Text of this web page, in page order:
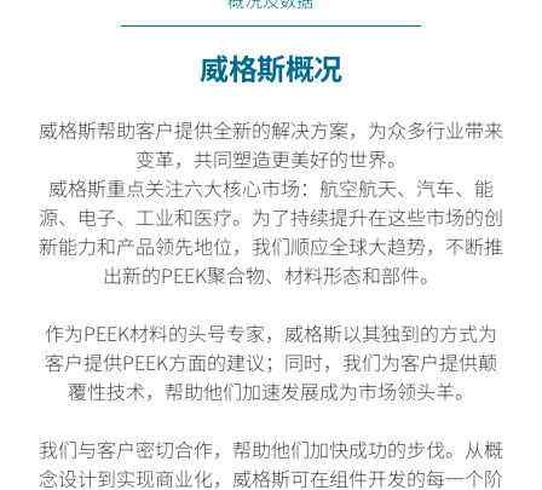
威格斯概况
威格斯帮助客户提供全新的解决方案，为众多行业带来
变革，共同塑造更美好的世界。
威格斯重点关注六大核心市场：航空航天、汽车、能
源、电子、工业和医疗。为了持续提升在这些市场的创
新能力和产品领先地位，我们顺应全球大趋势，不断推
出新的PEEK聚合物、材料形态和部件。
作为PEEK材料的头号专家，威格斯以其独到的方式为
客户提供PEEK方面的建议；同时，我们为客户提供颠
覆性技术，帮助他们加速发展成为市场领头羊。
我们与客户密切合作，帮助他们加快成功的步伐。从概
念设计到实现商业化，威格斯可在组件开发的每一个阶